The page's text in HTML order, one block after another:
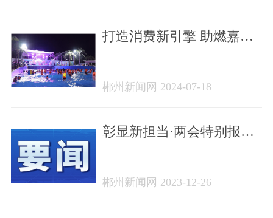
打造消费新引擎 助燃嘉
郴州新闻网 2024-07-18
彰显新担当·两会特别报道|
郴州新闻网 2023-12-26